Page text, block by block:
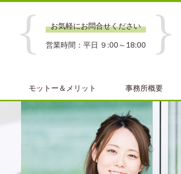
お気軽にお問合せください
営業時間：平日 ９:00～18:00
モットー＆メリット 事務所概要